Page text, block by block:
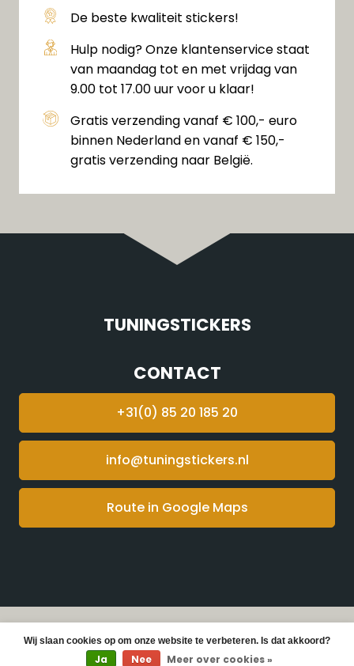
De beste kwaliteit stickers!
Hulp nodig? Onze klantenservice staat
van maandag tot en met vrijdag van
9.00 tot 17.00 uur voor u klaar!
Gratis verzending vanaf € 100,- euro
binnen Nederland en vanaf € 150,-
gratis verzending naar België.
TUNINGSTICKERS
CONTACT
+31(0) 85 20 185 20
info@tuningstickers.nl
Route in Google Maps
© Copyright 2026 Tuningstickers -
Webshop laten
makendoor Red Banana
Wij slaan cookies op om onze website te verbeteren. Is dat akkoord?
Ja Nee Meer over cookies »